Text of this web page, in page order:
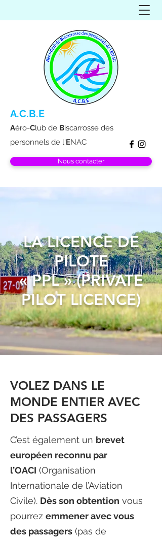
A.C.B.E
Aéro-Club de Biscarrosse des
personnels de l'ENAC
Nous contacter
LA LICENCE DE
PILOTE
« PPL » (PRIVATE
PILOT LICENCE)
VOLEZ DANS LE
MONDE ENTIER AVEC
DES PASSAGERS
C’est également un brevet
européen reconnu par
l’OACI (Organisation
Internationale de l’Aviation
Civile). Dès son obtention vous
pourrez emmener avec vous
des passagers (pas de